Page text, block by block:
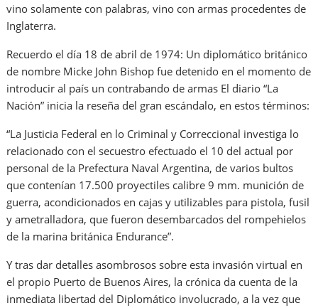
vino solamente con palabras, vino con armas procedentes de
Inglaterra.
Recuerdo el día 18 de abril de 1974: Un diplomático británico
de nombre Micke John Bishop fue detenido en el momento de
introducir al país un contrabando de armas El diario “La
Nación” inicia la reseña del gran escándalo, en estos términos:
“La Justicia Federal en lo Criminal y Correccional investiga lo
relacionado con el secuestro efectuado el 10 del actual por
personal de la Prefectura Naval Argentina, de varios bultos
que contenían 17.500 proyectiles calibre 9 mm. munición de
guerra, acondicionados en cajas y utilizables para pistola, fusil
y ametralladora, que fueron desembarcados del rompehielos
de la marina británica Endurance”.
Y tras dar detalles asombrosos sobre esta invasión virtual en
el propio Puerto de Buenos Aires, la crónica da cuenta de la
inmediata libertad del Diplomático involucrado, a la vez que